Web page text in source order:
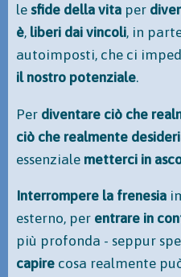
le sfide della vita per
è, liberi dai vincoli, in
autoimposti, che ci
il nostro potenziale.
Per diventare ciò che
ciò che realmente
essenziale metterci in
Interrompere la frenesia
esterno, per entrare in
più profonda - seppur
capire cosa realmente